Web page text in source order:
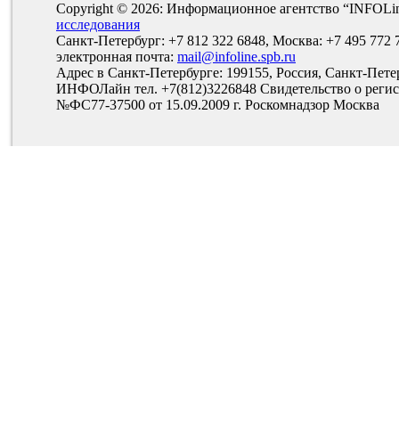
Copyright © 2026: Информационное агентство
исследования
Санкт-Петербург: +7 812 322 6848, Москва: +7 495 772
электронная почта: mail@infoline.spb.ru
Адрес в Санкт-Петербурге: 199155, Россия, Санкт-
ИНФОЛайн тел. +7(812)3226848 Свидетельство о
№ФС77-37500 от 15.09.2009 г. Роскомнадзор Москва